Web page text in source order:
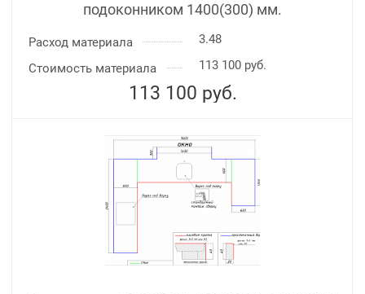
подоконником 1400(300) мм.
Расход материала
3.48
Стоимость материала
113 100 руб.
113 100 руб.